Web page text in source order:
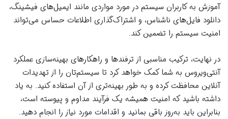
آموزش به کاربران سیستم در مورد مواردی مانند ایمیل‌های فیشینگ،
دانلود فایل‌های ناشناس، و اشتراک‌گذاری اطلاعات حساس می‌تواند
امنیت سیستم را تضمین کند.
در نهایت، ترکیب مناسبی از ترفندها و راهکارهای بهینه‌سازی عملکرد
آنتی‌ویروس به شما کمک خواهد کرد تا سیستم‌تان را از تهدیدات
آنلاین محافظت کرده و به طور بهینه‌تری از آن استفاده کنید. به یاد
داشته باشید که امنیت همیشه یک فرآیند مداوم و پیوسته است،
بنابراین باید به‌روز باقی بمانید و اقدامات مورد نیاز را انجام دهید.